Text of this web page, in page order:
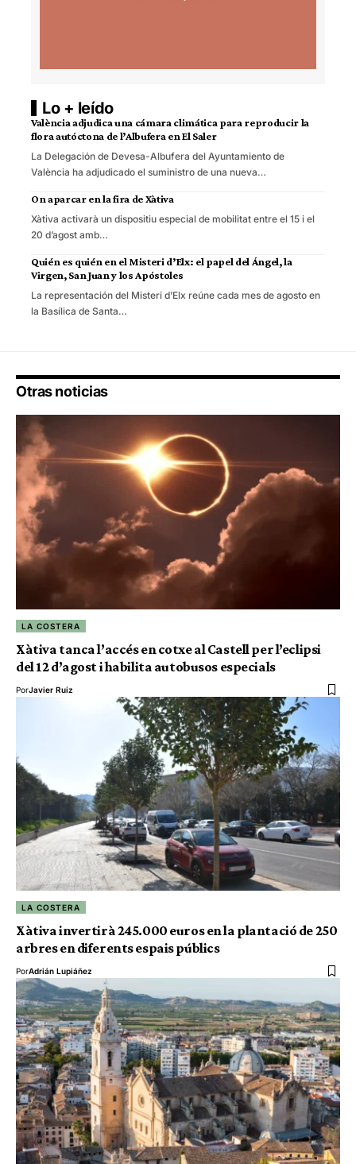
Lo + leído
València adjudica una cámara climática para reproducir la
flora autóctona de l’Albufera en El Saler
La Delegación de Devesa-Albufera del Ayuntamiento de
València ha adjudicado el suministro de una nueva…
On aparcar en la fira de Xàtiva
Xàtiva activarà un dispositiu especial de mobilitat entre el 15 i el
20 d’agost amb…
Quién es quién en el Misteri d’Elx: el papel del Ángel, la
Virgen, San Juan y los Apóstoles
La representación del Misteri d’Elx reúne cada mes de agosto en
la Basílica de Santa…
Otras noticias
LA COSTERA
Xàtiva tanca l’accés en cotxe al Castell per l’eclipsi
del 12 d’agost i habilita autobusos especials
PorJavier Ruiz
LA COSTERA
Xàtiva invertirà 245.000 euros en la plantació de 250
arbres en diferents espais públics
PorAdrián Lupiáñez